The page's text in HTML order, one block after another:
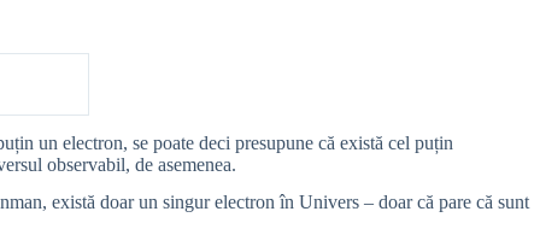
un electron, se poate deci presupune că există cel puțin
observabil, de asemenea.
există doar un singur electron în Univers – doar că pare că sunt